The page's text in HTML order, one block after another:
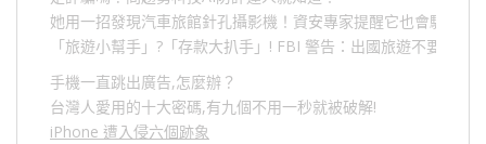
她用一招發現汽車旅館針孔攝影機！資安專家提醒它也會駭人成
「旅遊小幫手」 ? 「存款大扒手」 ! FBI 警告：出國旅遊不要做的
手機一直跳出廣告,怎麼辦？
台灣人愛用的十大密碼,有九個不用一秒就被破解!
iPhone 遭入侵六個跡象